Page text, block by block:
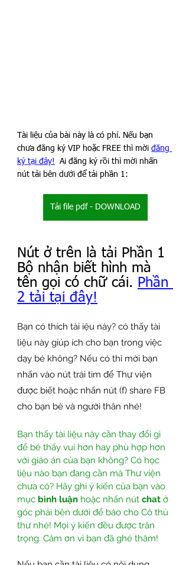
Tài liệu của bài này là có phí. Nếu bạn
chưa đăng ký VIP hoặc FREE thì mời đăng
ký tại đây!
  Ai đăng ký rồi thì mời nhấn
nút tải bên dưới để tải phần 1:
Tải file pdf - DOWNLOAD
Nút ở trên là tải Phần 1
Bộ nhận biết hình mà
tên gọi có chữ cái. Phần
2 tải tại đây!
Bạn có thích tài iệu này? có thấy tài
liệu này giúp ích cho bạn trong việc
dạy bé không? Nếu có thì mời bạn
nhấn vào nút trái tim để Thư viện
được biết hoặc nhấn nút (f) share FB
cho bạn bè và người thân nhé!
Bạn thấy tài liệu này cần thay đổi gì
để bé thấy vui hơn hay phù hợp hơn
với giáo án của bạn không? Có học
liệu nào bạn đang cần mà Thư viện
chưa có? Hãy ghi ý kiến của bạn vào
mục bình luận hoặc nhấn nút chat ở
góc phải bên dưới để báo cho Cô thủ
thư nhé! Mọi ý kiến đều được trân
trọng. Cảm ơn vì bạn đã ghé thăm!